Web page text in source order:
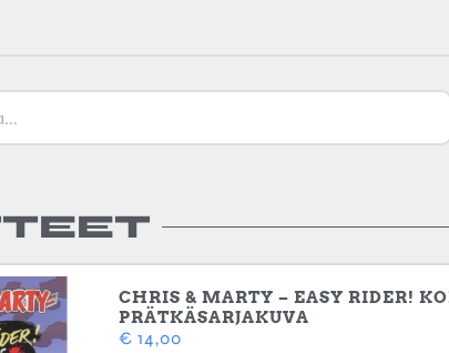
CHRIS & MARTY – EASY RIDER!
PRÄTKÄSARJAKUVA
€ 14,00